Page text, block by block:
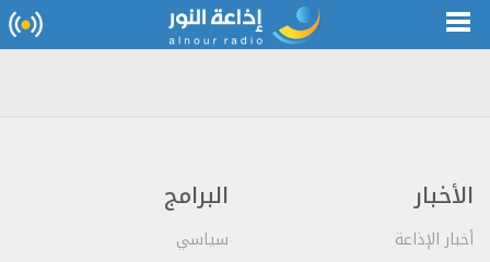
الأخبار
أخبار الإذاعة
البرامج
سياسي